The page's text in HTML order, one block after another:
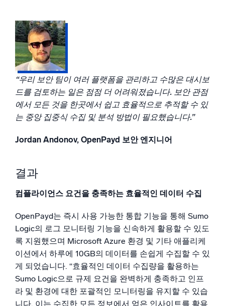
“우리 보안 팀이 여러 플랫폼을 관리하고 수많은 대시보
드를 검토하는 일은 점점 더 어려워졌습니다. 보안 관점
에서 모든 것을 한곳에서 쉽고 효율적으로 추적할 수 있
는 중앙 집중식 수집 및 분석 방법이 필요했습니다.”
Jordan Andonov, OpenPayd 보안 엔지니어
결과
컴플라이언스 요건을 충족하는 효율적인 데이터 수집
OpenPayd는 즉시 사용 가능한 통합 기능을 통해 Sumo
Logic의 로그 모니터링 기능을 신속하게 활용할 수 있도
록 지원했으며 Microsoft Azure 환경 및 기타 애플리케
이션에서 하루에 10GB의 데이터를 손쉽게 수집할 수 있
게 되었습니다. “효율적인 데이터 수집량을 활용하는
Sumo Logic으로 규제 요건을 완벽하게 충족하고 인프
라 및 환경에 대한 포괄적인 모니터링을 유지할 수 있습
니다. 이는 수집한 모든 정보에서 얻은 인사이트를 활용